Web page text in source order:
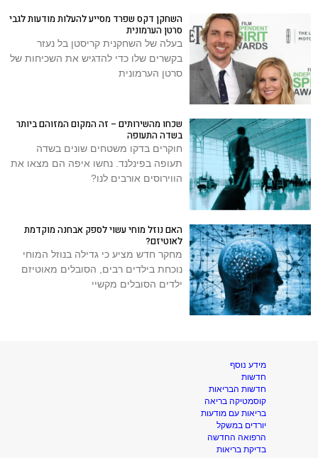
השחקן דקס שפרד מסייע להעלות מודעות לגבי
סרטן הערמונית
בעלה של השחקנית קריסטן בל נעזר
בקשרים שלו כדי להדגיש את השכיחות של
סרטן הערמונית
שכחו מהשירותים – זה המקום המזוהם ביותר
בשדה התעופה
חוקרים בדקו משטחים שונים בשדה
תעופה בפינלנד. נחשו איפה הם מצאו את
הווירוסים אורבים לנו?
האם נוזל מוחי עשוי לספק אבחנה מוקדמת
לאוטיזם?
מחקר חדש מציע כי גדילה בנוזל המוחי
נוכחת בילדים רבים, הסובלים מאוטיזם
ילדים הסובלים מקשיי
מידע נוסף
חדשות
חדשות הבריאות
קוסמטיקה בריאה
בריאות עם מודעות
יורדים במשקל
הרפואה החדשה
בדיקת בריאות